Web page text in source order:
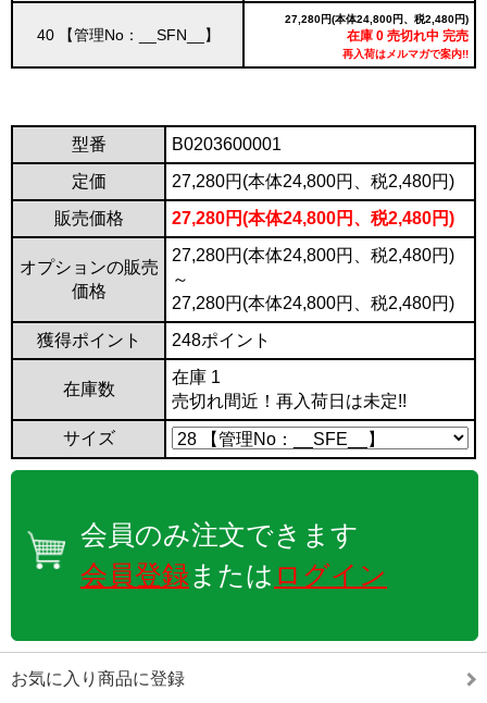
40 【管理No：__SFN__】
27,280円(本体24,800円、税2,480円)
在庫 0 売切れ中 完売
再入荷はメルマガで案内!!
型番
B0203600001
定価
27,280円(本体24,800円、税2,480円)
販売価格
27,280円(本体24,800円、税2,480円)
オプションの販売
価格
27,280円(本体24,800円、税2,480円)
～
27,280円(本体24,800円、税2,480円)
獲得ポイント
248ポイント
在庫数
在庫 1
売切れ間近！再入荷日は未定!!
サイズ
会員のみ注文できます
会員登録または ログイン
お気に入り商品に登録